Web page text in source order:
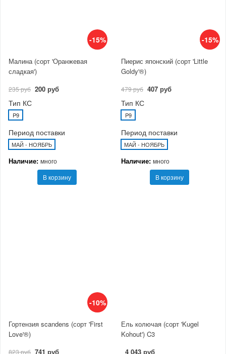
-15%
Малина (сорт 'Оранжевая
сладкая')
235 руб 200 руб
Тип КС
P9
Период поставки
МАЙ - НОЯБРЬ
Наличие: много
В корзину
-15%
Пиерис японский (сорт 'Little
Goldy'®)
479 руб 407 руб
Тип КС
P9
Период поставки
МАЙ - НОЯБРЬ
Наличие: много
В корзину
-10%
Гортензия scandens (сорт 'First
Love'®)
823 руб 741 руб
Ель колючая (сорт 'Kugel
Kohout') C3
4 043 руб